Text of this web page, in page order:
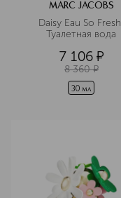
MARC JACOBS
Daisy Eau So Fresh
Туалетная вода
7 106 ¤
8 360 ¤
30 мл